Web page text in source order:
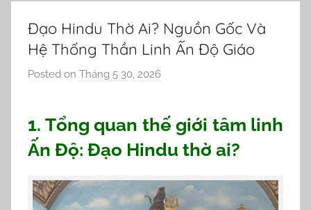
Đạo Hindu Thờ Ai? Nguồn Gốc Và
Hệ Thống Thần Linh Ấn Độ Giáo
Posted on Tháng 5 30, 2026
r
n
l
l
1. Tổng quan thế giới tâm linh
Ấn Độ: Đạo Hindu thờ ai?